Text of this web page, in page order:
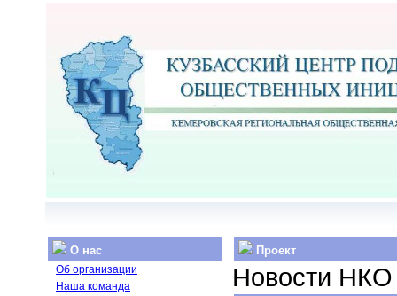
О нас
Об организации
Наша команда
Проект
Новости НКО